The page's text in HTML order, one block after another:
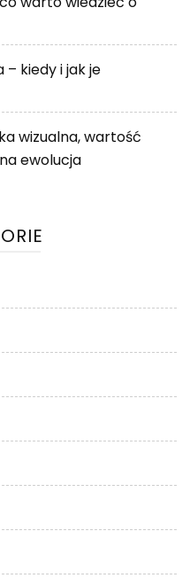
– kiedy i jak je
wizualna, wartość
ewolucja